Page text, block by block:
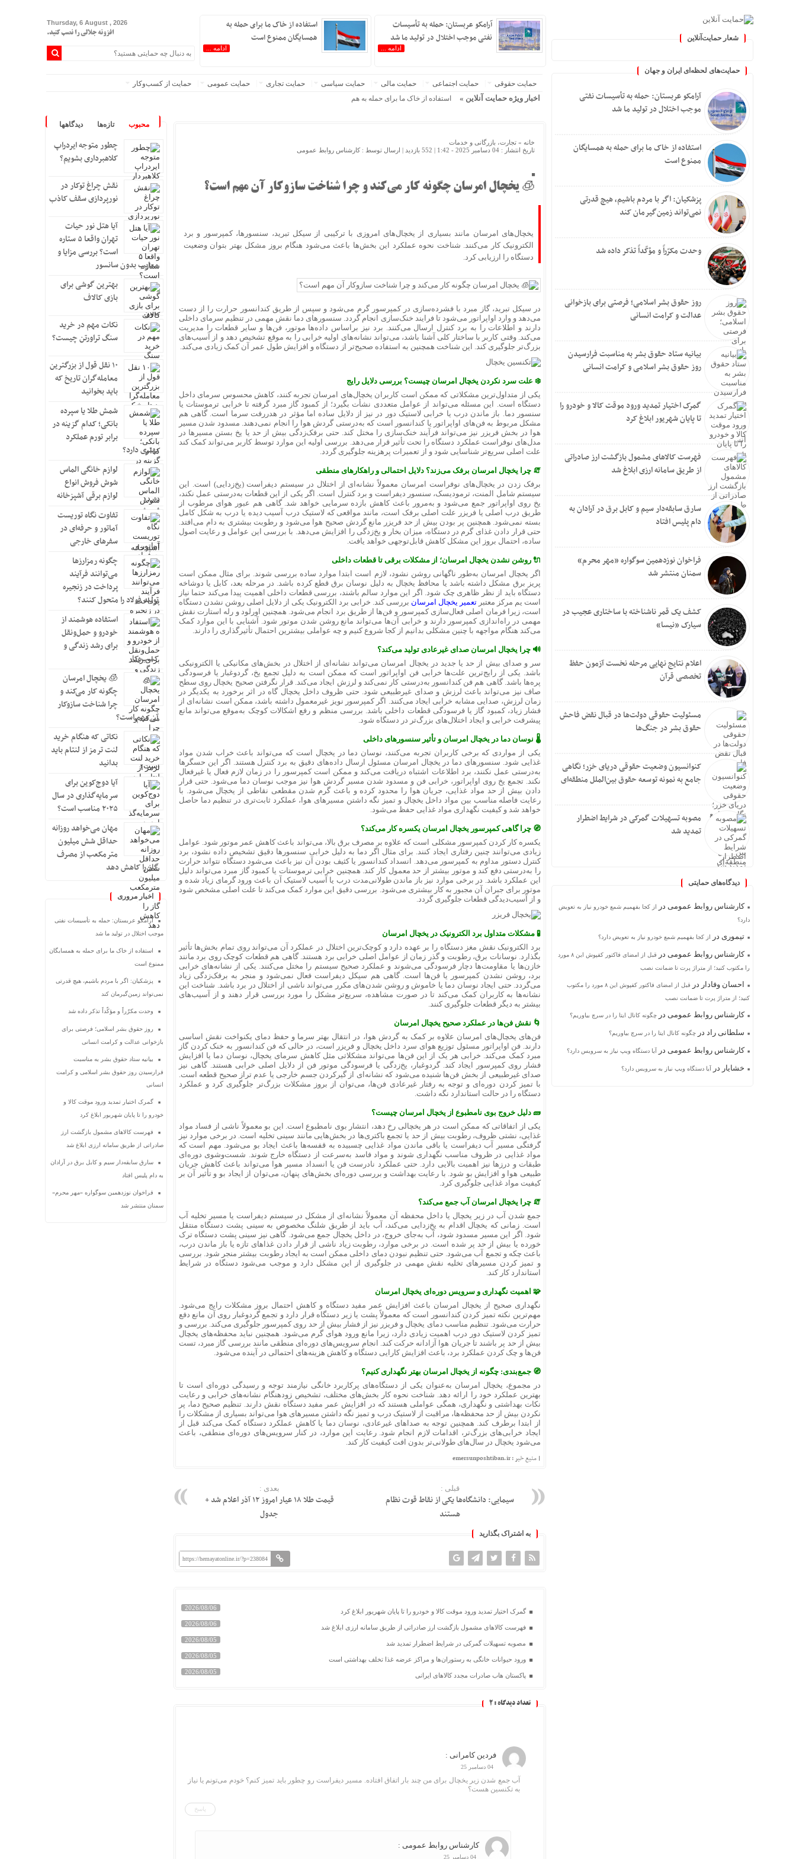
شعار حمایت‌آنلاین
« حمایت‌آنلاین، حامی همه مردم ایران »
حمایت‌های لحظه‌ای ایران و جهان
آرامکو عربستان: حمله به تأسیسات نفتی
موجب اختلال در تولید ما شد
استفاده از خاک ما برای حمله به همسایگان
ممنوع است
پزشکیان: اگر با مردم باشیم، هیچ قدرتی
نمی‌تواند زمین‌گیرمان کند
وحدت مکرّراً و مؤکّداً تذکر داده شد
روز حقوق بشر اسلامی؛ فرصتی برای بازخوانی
عدالت و کرامت انسانی
بیانیه ستاد حقوق بشر به مناسبت فرارسیدن
روز حقوق بشر اسلامی و کرامت انسانی
گمرک اختیار تمدید ورود موقت کالا و خودرو را
تا پایان شهریور ابلاغ کرد
فهرست کالاهای مشمول بازگشت ارز صادراتی
از طریق سامانه ارزی ابلاغ شد
سارق سابقه‌دار سیم و کابل برق در آرادان به
دام پلیس افتاد
فراخوان نوزدهمین سوگواره «مهر محرم»
سمنان منتشر شد
کشف یک قمر ناشناخته با ساختاری عجیب در
سیارک «نیسا»
اعلام نتایج نهایی مرحله نخست آزمون حفظ
تخصصی قرآن
مسئولیت حقوقی دولت‌ها در قبال نقض‌ فاحش
حقوق بشر در جنگ‌ها
کنوانسیون وضعیت حقوقی دریای خزر؛ نگاهی
جامع به نمونه توسعه حقوق بین‌الملل منطقه‌ای
مصوبه تسهیلات گمرکی در شرایط اضطرار
تمدید شد
دیدگاه‌های حمایتی
کارشناس روابط عمومی در
از کجا بفهمیم شمع خودرو نیاز به تعویض
دارد؟
تیموری در از کجا بفهمیم شمع خودرو نیاز به تعویض دارد؟
کارشناس روابط عمومی در
قبل از امضای فاکتور کفپوش این ۸ مورد
را مکتوب کنید؛ از متراژ پرت تا ضمانت نصب
احسان وفادار در
قبل از امضای فاکتور کفپوش این ۸ مورد را مکتوب
کنید؛ از متراژ پرت تا ضمانت نصب
کارشناس روابط عمومی در چگونه کانال ایتا را در سرچ بیاوریم؟
سلطانی راد در چگونه کانال ایتا را در سرچ بیاوریم؟
کارشناس روابط عمومی در آیا دستگاه ویپ نیاز به سرویس دارد؟
خشایار در آیا دستگاه ویپ نیاز به سرویس دارد؟
آرامکو عربستان: حمله به تأسیسات
نفتی موجب اختلال در تولید ما شد
ادامه ...
استفاده از خاک ما برای حمله به
همسایگان ممنوع است
ادامه ...
Thursday, 6 August , 2026
افزونه جلالی را نصب کنید.
حمایت حقوقی حمایت اجتماعی حمایت مالی حمایت سیاسی حمایت تجاری حمایت عمومی حمایت از کسب‌وکار
اخبار ویژه حمایت آنلاین » استفاده از خاک ما برای حمله به همسایگان ممنوع است
خانه » تجارت، بازرگانی و خدمات
تاریخ انتشار : 04 دسامبر 2025 - 1:42 |
552 بازدید | ارسال توسط :کارشناس روابط عمومی
🧊 یخچال امرسان چگونه کار می‌کند و چرا شناخت سازوکار آن مهم است؟
یخچال‌های امرسان مانند بسیاری از یخچال‌های امروزی با ترکیبی از سیکل تبرید، سنسورها، کمپرسور و برد
الکترونیک کار می‌کنند. شناخت نحوه عملکرد این بخش‌ها باعث می‌شود هنگام بروز مشکل بهتر بتوان وضعیت
دستگاه را ارزیابی کرد.
در سیکل تبرید، گاز مبرد با فشرده‌سازی در کمپرسور گرم می‌شود و سپس از طریق کندانسور حرارت را از دست
می‌دهد و وارد اواپراتور می‌شود تا فرایند خنک‌سازی انجام گردد. سنسورهای دما نقش مهمی در تنظیم سرمای داخلی
دارند و اطلاعات را به برد کنترل ارسال می‌کنند. برد نیز براساس داده‌ها موتور، فن‌ها و سایر قطعات را مدیریت
می‌کند. وقتی کاربر با ساختار کلی آشنا باشد، می‌تواند نشانه‌های اولیه خرابی را به موقع تشخیص دهد و از آسیب‌های
بزرگ‌تر جلوگیری کند. این شناخت همچنین به استفاده صحیح‌تر از دستگاه و افزایش طول عمر آن کمک زیادی می‌کند.
❄️ علت سرد نکردن یخچال امرسان چیست؟ بررسی دلایل رایج
یکی از متداول‌ترین مشکلاتی که ممکن است کاربران یخچال‌های امرسان تجربه کنند، کاهش محسوس سرمای داخل
دستگاه است. این مسئله می‌تواند از عوامل متعددی نشأت بگیرد؛ از کمبود گاز مبرد گرفته تا خرابی ترموستات یا
سنسور دما. باز ماندن درب یا خرابی لاستیک دور در نیز از دلایل ساده اما مؤثر در هدررفت سرما است. گاهی هم
مشکل مربوط به فن‌های اواپراتور یا کندانسور است که به‌درستی گردش هوا را انجام نمی‌دهند. مسدود شدن مسیر
هوا در بخش فریزر نیز می‌تواند فرآیند خنک‌سازی را مختل کند. حتی برفک‌زدگی بیش از حد یا یخ بستن مسیرها در
مدل‌های نوفراست عملکرد دستگاه را تحت تأثیر قرار می‌دهد. بررسی اولیه این موارد توسط کاربر می‌تواند کمک کند
علت اصلی سریع‌تر شناسایی شود و از تعمیرات پرهزینه جلوگیری گردد.
🧯 چرا یخچال امرسان برفک می‌زند؟ دلایل احتمالی و راهکارهای منطقی
برفک زدن در یخچال‌های نوفراست امرسان معمولاً نشانه‌ای از اختلال در سیستم دیفراست (یخ‌زدایی) است. این
سیستم شامل المنت، ترمودیسک، سنسور دیفراست و برد کنترل است. اگر یکی از این قطعات به‌درستی عمل نکند،
یخ روی اواپراتور جمع می‌شود و به‌مرور باعث کاهش بازده سرمایی خواهد شد. گاهی هم عبور هوای مرطوب از
طریق درب اصلی یا فریزر علت اصلی برفک است، مانند مواقعی که لاستیک درب آسیب دیده یا درب به شکل کامل
بسته نمی‌شود. همچنین پر بودن بیش از حد فریزر مانع گردش صحیح هوا می‌شود و رطوبت بیشتری به دام می‌افتد.
حتی قرار دادن غذای گرم در دستگاه، میزان بخار و یخ‌زدگی را افزایش می‌دهد. با بررسی این عوامل و رعایت اصول
ساده، احتمال بروز این مشکل کاهش قابل‌توجهی خواهد یافت.
🔌 روشن نشدن یخچال امرسان؛ از مشکلات برقی تا قطعات داخلی
اگر یخچال امرسان به‌طور ناگهانی روشن نشود، لازم است ابتدا موارد ساده بررسی شوند. برای مثال ممکن است
پریز برق مشکل داشته باشد یا محافظ یخچال به دلیل نوسان برق قطع کرده باشد. در مرحله بعد، کابل یا دوشاخه
دستگاه باید از نظر ظاهری چک شود. اگر این موارد سالم باشند، بررسی قطعات داخلی اهمیت پیدا می‌کند حتما نیاز
است یم مرکز معتبرتعمیر یخچال امرسان بررسی کند. خرابی برد الکترونیک یکی از دلایل اصلی روشن نشدن دستگاه
است، زیرا فرمان اصلی فعال‌سازی کمپرسور و فن‌ها از طریق برد انجام می‌شود. همچنین اورلود و رله استارت نقش
مهمی در راه‌اندازی کمپرسور دارند و خرابی آن‌ها می‌تواند مانع روشن شدن موتور شود. آشنایی با این موارد کمک
می‌کند هنگام مواجهه با چنین مشکلی بدانیم از کجا شروع کنیم و چه عواملی بیشترین احتمال تأثیرگذاری را دارند.
🔊 چرا یخچال امرسان صدای غیرعادی تولید می‌کند؟
سر و صدای بیش از حد یا جدید در یخچال امرسان می‌تواند نشانه‌ای از اختلال در بخش‌های مکانیکی یا الکترونیکی
باشد. یکی از رایج‌ترین علت‌ها خرابی فن اواپراتور است که ممکن است به دلیل تجمع یخ، گردوغبار یا فرسودگی
پره‌ها باشد. گاهی هم فن کندانسور به‌درستی کار نمی‌کند و لرزش ایجاد می‌کند. قرار نگرفتن صحیح یخچال روی سطح
صاف نیز می‌تواند باعث لرزش و صدای غیرطبیعی شود. حتی ظروف داخل یخچال گاه در اثر برخورد به یکدیگر در
زمان لرزش، صدایی مشابه خرابی ایجاد می‌کنند. اگر کمپرسور نویز غیرمعمول داشته باشد، ممکن است نشانه‌ای از
فشار زیاد، کمبود گاز یا فرسودگی قطعات داخلی باشد. بررسی منظم و رفع اشکالات کوچک به‌موقع می‌تواند مانع
پیشرفت خرابی و ایجاد اختلال‌های بزرگ‌تر در دستگاه شود.
🌡️ نوسان دما در یخچال امرسان و تأثیر سنسورهای داخلی
یکی از مواردی که برخی کاربران تجربه می‌کنند، نوسان دما در یخچال است که می‌تواند باعث خراب شدن مواد
غذایی شود. سنسورهای دما در یخچال امرسان مسئول ارسال داده‌های دقیق به برد کنترل هستند. اگر این حسگرها
به‌درستی عمل نکنند، برد اطلاعات اشتباه دریافت می‌کند و ممکن است کمپرسور را در زمان لازم فعال یا غیرفعال
نکند. تجمع یخ روی اواپراتور، خرابی فن و مسدود شدن مسیر گردش هوا نیز موجب نوسان دما می‌شود. حتی قرار
دادن بیش از حد مواد غذایی، جریان هوا را محدود کرده و باعث گرم شدن مقطعی نقاطی از یخچال می‌شود. با
رعایت فاصله مناسب بین مواد داخل یخچال و تمیز نگه داشتن مسیرهای هوا، عملکرد ثابت‌تری در تنظیم دما حاصل
خواهد شد و کیفیت نگهداری مواد غذایی حفظ می‌شود.
🧭 چرا گاهی کمپرسور یخچال امرسان یکسره کار می‌کند؟
یکسره کار کردن کمپرسور مشکلی است که علاوه بر مصرف برق بالا، می‌تواند باعث کاهش عمر موتور شود. عوامل
زیادی می‌توانند چنین رفتاری ایجاد کنند. برای مثال اگر دما به دلیل خرابی سنسورها دقیق تشخیص داده نشود، برد
کنترل دستور مداوم به کمپرسور می‌دهد. انسداد کندانسور یا کثیف بودن آن نیز باعث می‌شود دستگاه نتواند حرارت
را به‌درستی دفع کند و موتور بیشتر از حد معمول کار کند. همچنین خرابی ترموستات یا کمبود گاز مبرد می‌تواند دلیل
این عملکرد باشد. در برخی موارد نیز باز ماندن طولانی‌مدت درب یا آسیب لاستیک آن باعث ورود گرمای زیاد شده و
موتور برای جبران آن مجبور به کار بیشتری می‌شود. بررسی دقیق این موارد کمک می‌کند تا علت اصلی مشخص شود
و از آسیب‌دیدگی قطعات جلوگیری گردد.
🧪 مشکلات متداول برد الکترونیک در یخچال امرسان
برد الکترونیک نقش مغز دستگاه را بر عهده دارد و کوچک‌ترین اختلال در عملکرد آن می‌تواند روی تمام بخش‌ها تأثیر
بگذارد. نوسانات برق، رطوبت و گذر زمان از عوامل اصلی خرابی برد هستند. گاهی هم قطعات کوچک روی برد مانند
خازن‌ها یا مقاومت‌ها دچار فرسودگی می‌شوند و عملکرد صحیح سیستم را مختل می‌کنند. یکی از نشانه‌های خرابی
برد، روشن نشدن کمپرسور یا فن‌ها است. گاهی هم سیکل دیفراست فعال نمی‌شود و منجر به برفک‌زدگی زیاد
می‌گردد. حتی ایجاد نوسان دما یا خاموش و روشن شدن‌های مکرر می‌تواند ناشی از اختلال در برد باشد. شناخت این
نشانه‌ها به کاربران کمک می‌کند تا در صورت مشاهده، سریع‌تر مشکل را مورد بررسی قرار دهند و از آسیب‌های
بیشتر به دیگر قطعات جلوگیری کنند.
🌀 نقش فن‌ها در عملکرد صحیح یخچال امرسان
فن‌های یخچال‌های امرسان علاوه بر کمک به گردش هوا، در انتقال بهتر سرما و حفظ دمای یکنواخت نقش اساسی
دارند. فن اواپراتور مسئول توزیع هوای سرد داخل یخچال و فریزر است، در حالی که فن کندانسور به خنک کردن گاز
مبرد کمک می‌کند. خرابی هر یک از این فن‌ها می‌تواند مشکلاتی مثل کاهش سرمای یخچال، نوسان دما یا افزایش
فشار روی کمپرسور ایجاد کند. گردوغبار، یخ‌زدگی یا فرسودگی موتور فن از دلایل اصلی خرابی هستند. گاهی نیز
صدای غیرطبیعی از بخش فن‌ها شنیده می‌شود که نشانه‌ای از گیرکردن جسم خارجی یا عدم تراز صحیح قطعه است.
با تمیز کردن دوره‌ای و توجه به رفتار غیرعادی فن‌ها، می‌توان از بروز مشکلات بزرگ‌تر جلوگیری کرد و عملکرد
دستگاه را در حالت استاندارد نگه داشت.
🧱 دلیل خروج بوی نامطبوع از یخچال امرسان چیست؟
یکی از اتفاقاتی که ممکن است در هر یخچالی رخ دهد، انتشار بوی نامطبوع است. این بو معمولاً ناشی از فساد مواد
غذایی، نشتی ظروف، رطوبت بیش از حد یا تجمع باکتری‌ها در بخش‌هایی مانند سینی تخلیه است. در برخی موارد نیز
گرفتگی مسیر آب دیفراست یا باقی ماندن مواد غذایی چسبیده به قفسه‌ها باعث ایجاد بو می‌شود. مهم است که
مواد غذایی در ظروف مناسب نگهداری شوند و مواد فاسد به‌سرعت از دستگاه خارج شوند. شست‌وشوی دوره‌ای
طبقات و درزها نیز اهمیت بالایی دارد. حتی عملکرد نادرست فن یا انسداد مسیر هوا می‌تواند باعث کاهش جریان
طبیعی هوا و افزایش بو شود. با رعایت بهداشت و بررسی دوره‌ای بخش‌های پنهان، می‌توان از ایجاد بو و تأثیر آن بر
کیفیت مواد غذایی جلوگیری کرد.
🧯 چرا یخچال امرسان آب جمع می‌کند؟
جمع شدن آب در زیر یخچال یا داخل محفظه آن معمولاً نشانه‌ای از مشکل در سیستم دیفراست یا مسیر تخلیه آب
است. زمانی که یخچال اقدام به یخ‌زدایی می‌کند، آب باید از طریق شلنگ مخصوص به سینی پشت دستگاه منتقل
شود. اگر این مسیر مسدود شود، آب به‌جای خروج، در داخل یخچال جمع می‌شود. گاهی نیز سینی پشت دستگاه ترک
خورده یا بیش از حد پر شده است. در برخی موارد، رطوبت زیاد ناشی از قرار دادن غذاهای تازه یا باز ماندن درب،
باعث چکه و تجمع آب می‌شود. حتی تنظیم نبودن دمای داخلی ممکن است به ایجاد رطوبت بیشتر منجر شود. بررسی
و تمیز کردن مسیرهای تخلیه نقش مهمی در جلوگیری از این مشکل دارد و موجب می‌شود دستگاه در شرایط
استاندارد کار کند.
🧩 اهمیت نگهداری و سرویس دوره‌ای یخچال امرسان
نگهداری صحیح از یخچال امرسان باعث افزایش عمر مفید دستگاه و کاهش احتمال بروز مشکلات رایج می‌شود.
مهم‌ترین نکته تمیز کردن کندانسور است که معمولاً پشت یا زیر دستگاه قرار دارد و تجمع گردوغبار روی آن مانع دفع
حرارت می‌شود. تنظیم مناسب دمای یخچال و فریزر نیز از فشار بیش از حد روی کمپرسور جلوگیری می‌کند. بررسی و
تمیز کردن لاستیک دور درب اهمیت زیادی دارد، زیرا مانع ورود هوای گرم می‌شود. همچنین نباید محفظه‌های یخچال
بیش از حد پر باشند تا جریان هوا آزادانه حرکت کند. انجام سرویس‌های دوره‌ای منطقی مانند بررسی گاز مبرد، تست
فن‌ها و چک کردن عملکرد برد، باعث افزایش کارایی دستگاه و کاهش هزینه‌های احتمالی در آینده می‌شود.
🧭 جمع‌بندی: چگونه از یخچال امرسان بهتر نگهداری کنیم؟
در مجموع، یخچال امرسان به‌عنوان یکی از دستگاه‌های پرکاربرد خانگی نیازمند توجه و رسیدگی دوره‌ای است تا
بهترین عملکرد خود را ارائه دهد. شناخت نحوه کار بخش‌های مختلف، تشخیص زودهنگام نشانه‌های خرابی و رعایت
نکات بهداشتی و نگهداری، همگی عواملی هستند که در افزایش عمر مفید دستگاه نقش دارند. تنظیم صحیح دما، پر
نکردن بیش از حد محفظه‌ها، مراقبت از لاستیک درب و تمیز نگه داشتن مسیرهای هوا می‌تواند بسیاری از مشکلات را
از ابتدا برطرف کند. همچنین توجه به صداهای غیرعادی، نوسان دما یا کاهش عملکرد دستگاه کمک می‌کند قبل از
ایجاد خرابی‌های بزرگ‌تر، اقدامات لازم انجام شود. رعایت این موارد، در کنار سرویس‌های دوره‌ای منطقی، باعث
می‌شود یخچال در سال‌های طولانی‌تر بدون افت کیفیت کار کند.
| منبع خبر : emersunposhtiban.ir
بعدی :
قیمت طلا ۱۸ عیار امروز ۱۲ آذر اعلام شد +
جدول
قبلی :
سیمایی: دانشگاه‌ها یکی از نقاط قوت نظام
هستند
به اشتراک بگذارید
https://hemayatonline.ir/?p=238084
گمرک اختیار تمدید ورود موقت کالا و خودرو را تا پایان شهریور ابلاغ کرد 2026/08/06
فهرست کالاهای مشمول بازگشت ارز صادراتی از طریق سامانه ارزی ابلاغ شد 2026/08/06
مصوبه تسهیلات گمرکی در شرایط اضطرار تمدید شد 2026/08/05
ورود حیوانات خانگی به رستوران‌ها و مراکز عرضه غذا تخلف بهداشتی است 2026/08/05
پاکستان هاب صادرات مجدد کالاهای ایرانی 2026/08/05
تعداد دیدگاه : 2
فردین کامرانی :
04 دسامبر 25
آب جمع شدن زیر یخچال برای من چند بار اتفاق افتاده. مسیر دیفراست رو چطور باید تمیز کنم؟ خودم می‌تونم یا نیاز
به تکنسین هست؟
پاسخ
کارشناس روابط عمومی :
04 دسامبر 25
محبوب تازه‌ها دیدگاهها
چطور متوجه ایردراپ
کلاهبرداری بشویم؟
نقش چراغ توکار در
نورپردازی سقف کاذب
آیا هتل نور حیات
تهران واقعا ۵ ستاره
است؟ بررسی مزایا و
معایب بدون سانسور
بهترین گوشی برای
بازی کالاف
نکات مهم در خرید
سنگ تراورتن چیست؟
۱۰ نقل قول از بزرگترین
معامله‌گران تاریخ که
باید بخوانید
شمش طلا یا سپرده
بانکی؛ کدام گزینه در
برابر تورم عملکرد
بهتری دارد؟
لوازم خانگی الماس
شوش فروش انواع
لوازم برقی آشپزخانه
تفاوت نگاه توریست
آماتور و حرفه‌ای در
سفرهای خارجی
چگونه رمزارزها
می‌توانند فرآیند
پرداخت در زنجیره
تولید فولاد را متحول کنند؟
استفاده هوشمند از
خودرو و حمل‌ونقل
برای رشد زندگی و
کسب‌وکار
🧊 یخچال امرسان
چگونه کار می‌کند و
چرا شناخت سازوکار
آن مهم است؟
نکاتی که هنگام خرید
لنت ترمز از لنتام باید
بدانید
آیا دوج‌کوین برای
سرمایه‌گذاری در سال
۲۰۲۵ مناسب است؟
مهان می‌خواهد روزانه
حداقل شش میلیون
مترمکعب از مصرف
گاز را کاهش دهد
اخبار مروری
آرامکو عربستان: حمله به تأسیسات نفتی
موجب اختلال در تولید ما شد
استفاده از خاک ما برای حمله به همسایگان
ممنوع است
پزشکیان: اگر با مردم باشیم، هیچ قدرتی
نمی‌تواند زمین‌گیرمان کند
وحدت مکرّراً و مؤکّداً تذکر داده شد
روز حقوق بشر اسلامی؛ فرصتی برای
بازخوانی عدالت و کرامت انسانی
بیانیه ستاد حقوق بشر به مناسبت
فرارسیدن روز حقوق بشر اسلامی و کرامت
انسانی
گمرک اختیار تمدید ورود موقت کالا و
خودرو را تا پایان شهریور ابلاغ کرد
فهرست کالاهای مشمول بازگشت ارز
صادراتی از طریق سامانه ارزی ابلاغ شد
سارق سابقه‌دار سیم و کابل برق در آرادان
به دام پلیس افتاد
فراخوان نوزدهمین سوگواره «مهر محرم»
سمنان منتشر شد